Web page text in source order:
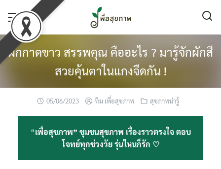
content
ผักกาดขาว สรรพคุณ คืออะไร ? มารู้จักผักสี
สวยคุ้นตาในแกงจืดกัน !
05/06/2023 ทีม เพื่อสุขภาพ สุขภาพน่ารู้
“เพื่อสุขภาพ” ชุมชนสุขภาพ เรื่องราวตรงใจ ตอบ
โจทย์ทุกช่วงวัย รุ่นไหนก็รัก ♡